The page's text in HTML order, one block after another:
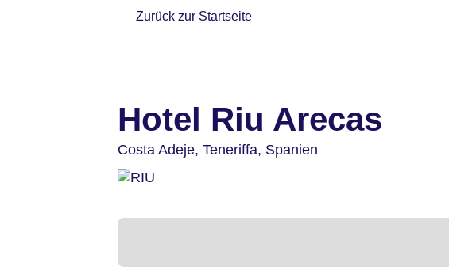
Zurück zur Startseite
Hotel Riu Arecas
Costa Adeje, Teneriffa, Spanien